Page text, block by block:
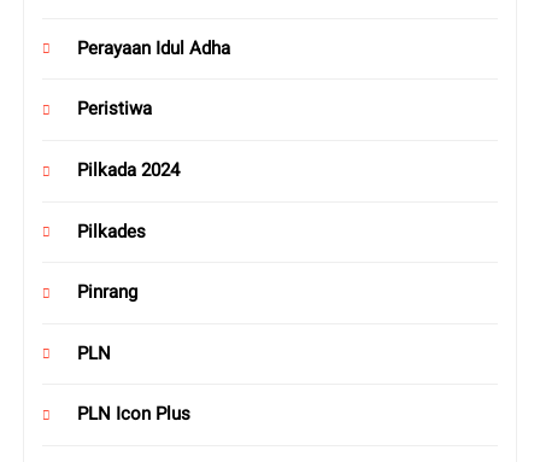
Perayaan Idul Adha
Peristiwa
Pilkada 2024
Pilkades
Pinrang
PLN
PLN Icon Plus